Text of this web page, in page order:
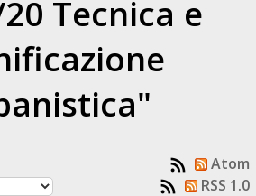
Tecnica e
Atom
RSS 1.0